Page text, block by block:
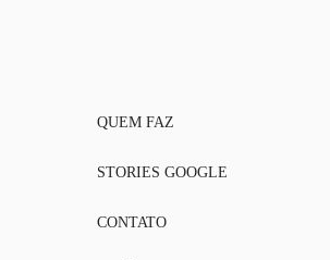
QUEM FAZ
STORIES GOOGLE
CONTATO